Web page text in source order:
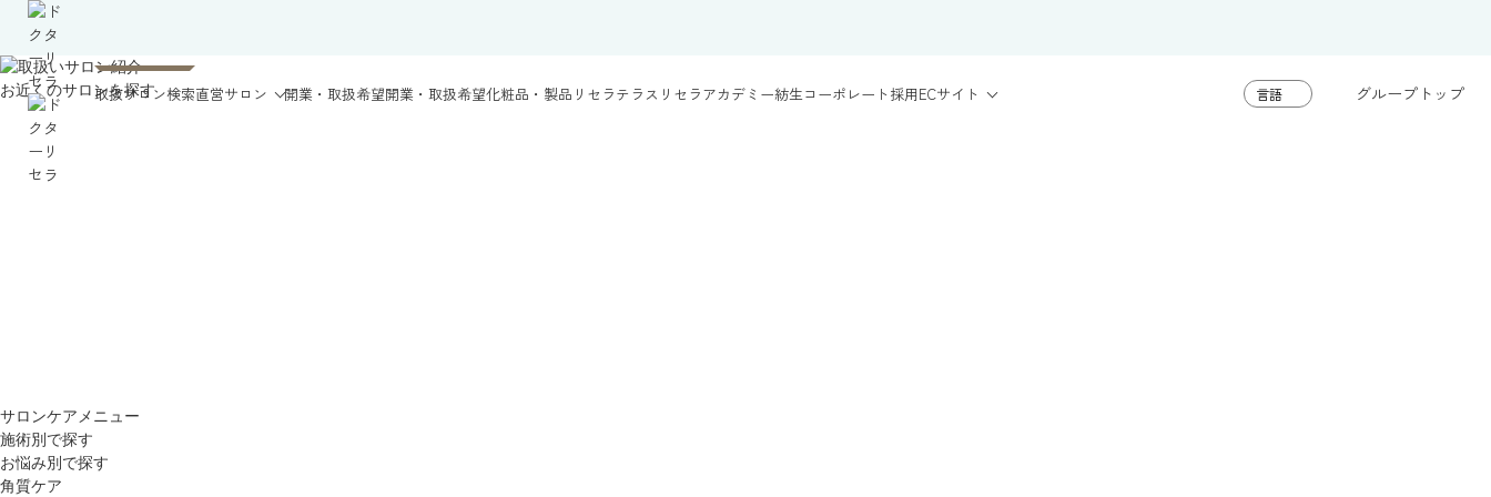
取扱サロン検索直営サロン 開業・取扱希望開業・取扱希望化粧品・製品 リセラテラス リセラアカデミー紡生コーポレート採用ECサイト グループトップ
お近くのサロンを探す
サロンケアメニュー
施術別で探す
お悩み別で探す
角質ケア